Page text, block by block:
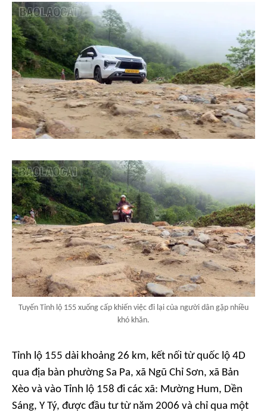
Tuyến Tỉnh lộ 155 xuống cấp khiến việc đi lại của người dân gặp nhiều
khó khăn.
Tỉnh lộ 155 dài khoảng 26 km, kết nối từ quốc lộ 4D
qua địa bàn phường Sa Pa, xã Ngũ Chỉ Sơn, xã Bản
Xèo và vào Tỉnh lộ 158 đi các xã: Mường Hum, Dền
Sáng, Y Tý, được đầu tư từ năm 2006 và chỉ qua một